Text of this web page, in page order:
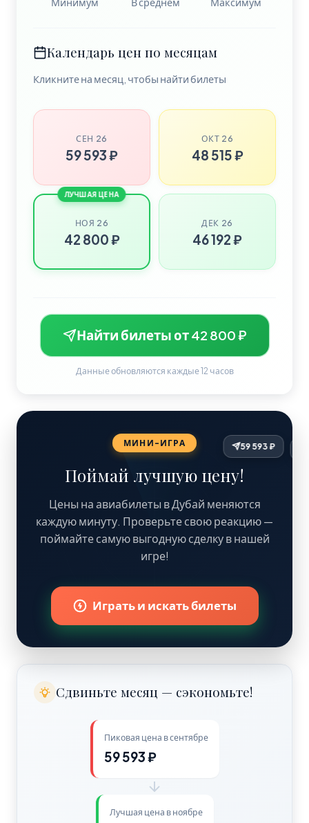
Календарь цен по месяцам
Кликните на месяц, чтобы найти билеты
СЕН 26
59 593 ₽
ОКТ 26
48 515 ₽
ЛУЧШАЯ ЦЕНА
НОЯ 26
42 800 ₽
ДЕК 26
46 192 ₽
Найти билеты от 42 800 ₽
Данные обновляются каждые 12 часов
46 192 ₽
МИНИ-ИГРА
Поймай лучшую цену!
Цены на авиабилеты в Дубай меняются
каждую минуту. Проверьте свою реакцию —
поймайте самую выгодную сделку в нашей
игре!
Играть и искать билеты
Сдвиньте месяц — сэкономьте!
Пиковая цена в сентябре
59 593 ₽
Лучшая цена в ноябре